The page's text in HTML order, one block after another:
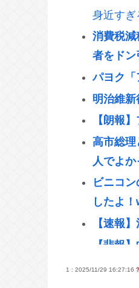
身近すぎ
消費税減
者をドン
パヨク「
明治維
【朗報
高市総理
人でよか
ビニコ
したよ
【速報
【悲報
【悲報】
1 : 2025/11/29 16:27:16